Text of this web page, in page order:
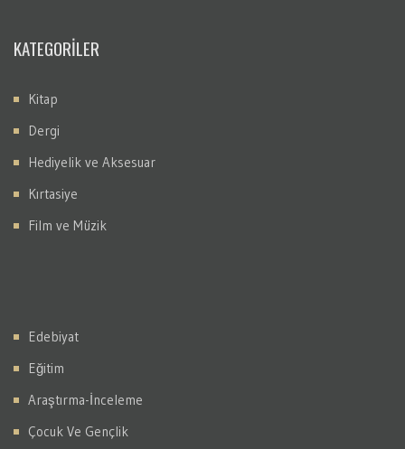
KATEGORİLER
Kitap
Dergi
Hediyelik ve Aksesuar
Kırtasiye
Film ve Müzik
Edebiyat
Eğitim
Araştırma-İnceleme
Çocuk Ve Gençlik